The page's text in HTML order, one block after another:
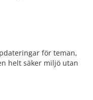
för teman,
helt säker miljö utan